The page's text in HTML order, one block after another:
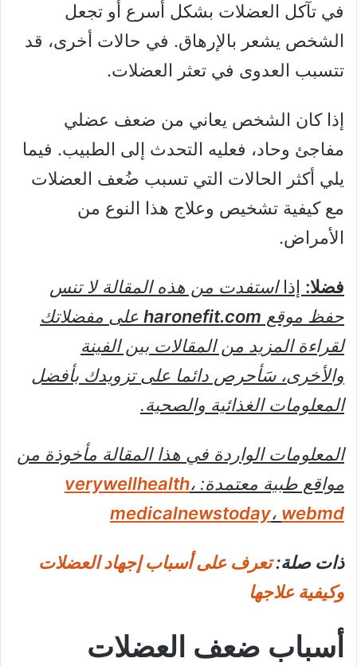
في تآكل العضلات بشكل أسرع أو تجعل
الشخص يشعر بالإرهاق. في حالات أخرى، قد
تتسبب العدوى في تعثر العضلات.
إذا كان الشخص يعاني من ضعف عضلي
مفاجئ وحاد، فعليه التحدث إلى الطبيب. فيما
يلي أكثر الحالات التي تسبب ضُعف العضلات
مع كيفية تشخيص وعلاج هذا النوع من
الأمراض.
فضلا: إذااستفدت من هذه المقالة لا تنس
حفظ موقع haronefit.com على مفضلاتك
لقراءة المزيد من المقالات بين الفينة
والأخرى، سَأحرص دائما على تزويدك بأفضل
المعلومات الغذائية والصحية.
المعلومات الواردة في هذا المقالة مأخوذة من
مواقع طبية معتمدة: verywellhealth،
medicalnewstoday، webmd
ذات صلة:تعرف على أسباب إجهاد العضلات
وكيفية علاجها
أسباب ضعف العضلات